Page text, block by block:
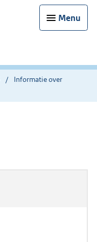
Menu
Informatie over